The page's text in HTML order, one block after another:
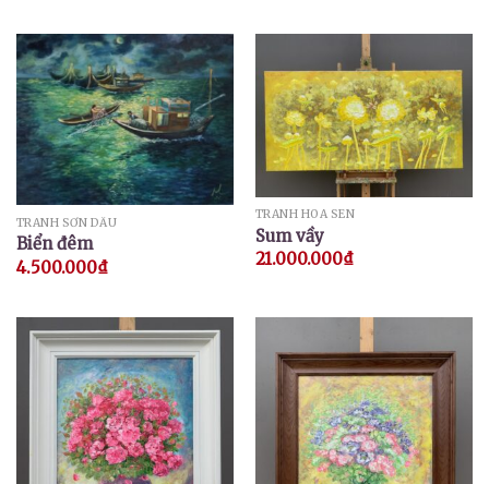
TRANH SƠN DẦU
Biển đêm
4.500.000₫
TRANH HOA SEN
Sum vầy
21.000.000₫